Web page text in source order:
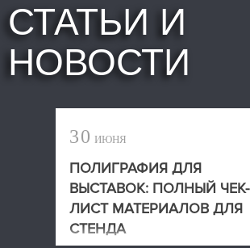
СТАТЬИ И
НОВОСТИ
30 ИЮНЯ
ПОЛИГРАФИЯ ДЛЯ
ВЫСТАВОК: ПОЛНЫЙ ЧЕК-
ЛИСТ МАТЕРИАЛОВ ДЛЯ
СТЕНДА